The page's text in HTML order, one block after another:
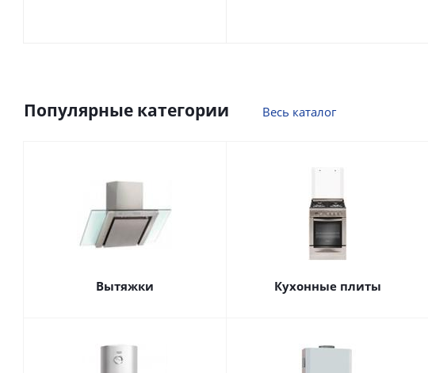
Популярные категории Весь каталог
Вытяжки Кухонные плиты